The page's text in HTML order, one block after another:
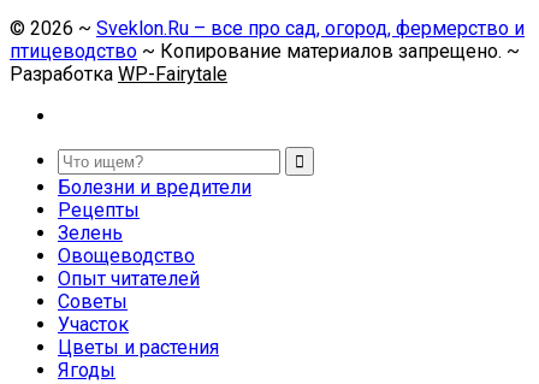
© 2026 ~ Sveklon.Ru – все про сад, огород, фермерство и
птицеводство ~ Копирование материалов запрещено. ~
Разработка WP-Fairytale
Болезни и вредители
Рецепты
Зелень
Овощеводство
Опыт читателей
Советы
Участок
Цветы и растения
Ягоды